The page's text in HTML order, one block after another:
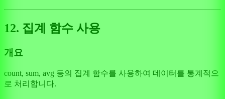
12. 집계 함수 사용
개요
count, sum, avg 등의 집계 함수를 사용하여 데이터를 통계적으
로 처리합니다.